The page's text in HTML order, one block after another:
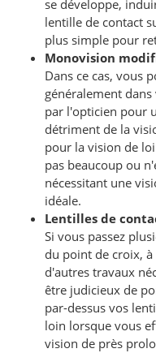
se développe,
lentille de contact
plus simple pour
Monovision
Dans ce cas, vous
généralement
par l'opticien pour
détriment de la
pour la vision de
pas beaucoup ou
nécessitant une
idéale.
Lentilles de
Si vous passez
du point de croix,
d'autres travaux
être judicieux de
par-dessus vos
loin lorsque vous
vision de près